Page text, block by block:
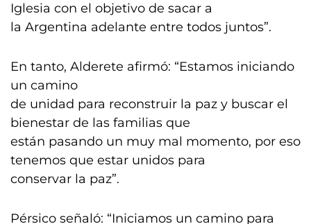
Iglesia con el objetivo de sacar a
la Argentina adelante entre todos juntos”.
En tanto, Alderete afirmó: “Estamos iniciando
un camino
de unidad para reconstruir la paz y buscar el
bienestar de las familias que
están pasando un muy mal momento, por eso
tenemos que estar unidos para
conservar la paz”.
Pérsico señaló: “Iniciamos un camino para